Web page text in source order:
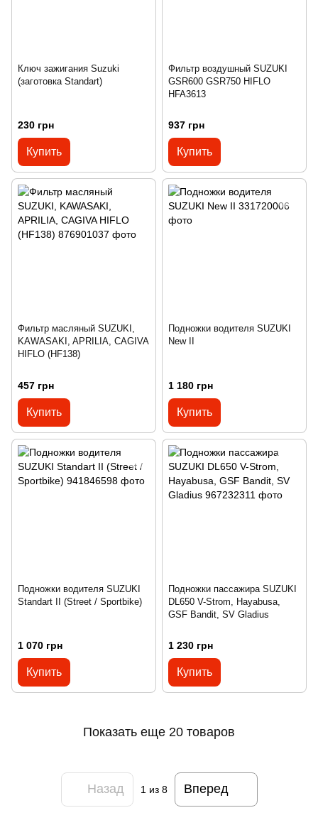
Ключ зажигания Suzuki
(заготовка Standart)
230 грн
Купить
Фильтр воздушный SUZUKI
GSR600 GSR750 HIFLO
HFA3613
937 грн
Купить
Фильтр масляный SUZUKI,
KAWASAKI, APRILIA, CAGIVA
HIFLO (HF138)
457 грн
Купить
Подножки водителя SUZUKI
New II
1 180 грн
Купить
Подножки водителя SUZUKI
Standart II (Street / Sportbike)
1 070 грн
Купить
Подножки пассажира SUZUKI
DL650 V-Strom, Hayabusa,
GSF Bandit, SV Gladius
1 230 грн
Купить
Показать еще 20 товаров
Назад 1 из 8 Вперед